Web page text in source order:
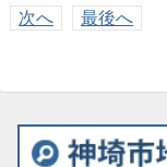
次へ 最後へ